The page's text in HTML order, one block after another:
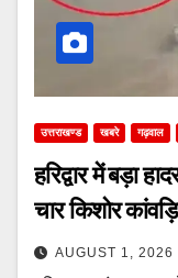
उत्तराखण्ड खबरे गढ़वाल
हरिद्वार में बड़ा
चार किशोर
AUGUST 1, 2026